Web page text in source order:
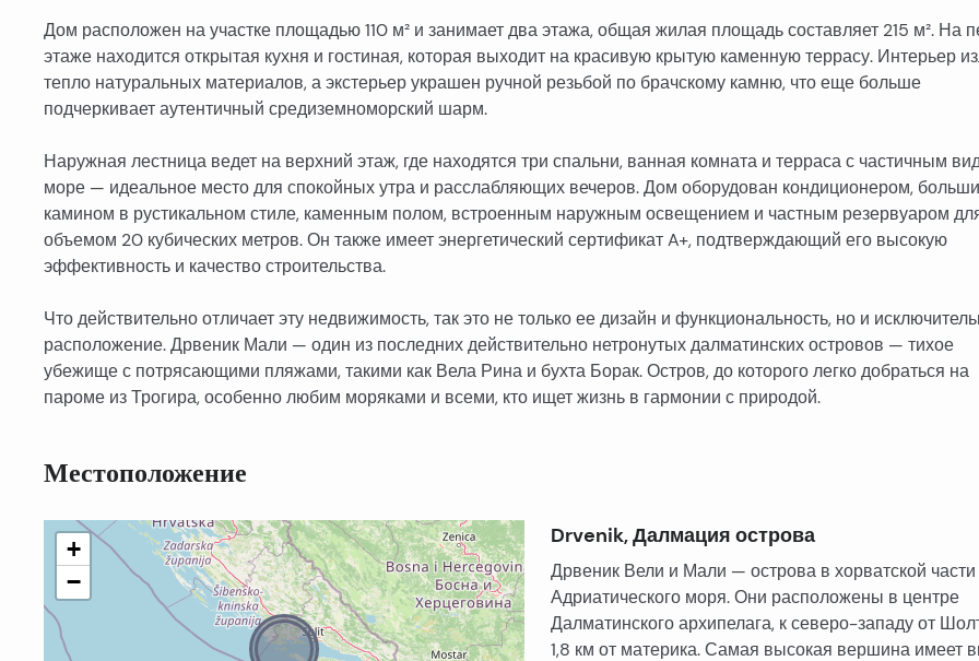
Дом расположен на участке площадью 110 м² и занимает два этажа, общая жилая площадь составляет 215 м². На
этаже находится открытая кухня и гостиная, которая выходит на красивую крытую каменную террасу. Интерьер
тепло натуральных материалов, а экстерьер украшен ручной резьбой по брачскому камню, что еще больше
подчеркивает аутентичный средиземноморский шарм.
Наружная лестница ведет на верхний этаж, где находятся три спальни, ванная комната и терраса с частичным
море — идеальное место для спокойных утра и расслабляющих вечеров. Дом оборудован кондиционером,
камином в рустикальном стиле, каменным полом, встроенным наружным освещением и частным резервуаром
объемом 20 кубических метров. Он также имеет энергетический сертификат A+, подтверждающий его высокую
эффективность и качество строительства.
Что действительно отличает эту недвижимость, так это не только ее дизайн и функциональность, но и
расположение. Дрвеник Мали — один из последних действительно нетронутых далматинских островов — тихое
убежище с потрясающими пляжами, такими как Вела Рина и бухта Борак. Остров, до которого легко добраться на
пароме из Трогира, особенно любим моряками и всеми, кто ищет жизнь в гармонии с природой.
Местоположение
+
−
Drvenik, Далмация острова
Дрвеник Вели и Мали — острова в хорватской части
Адриатического моря. Они расположены в центре
Далматинского архипелага, к северо-западу от
1,8 км от материка. Самая высокая вершина имеет